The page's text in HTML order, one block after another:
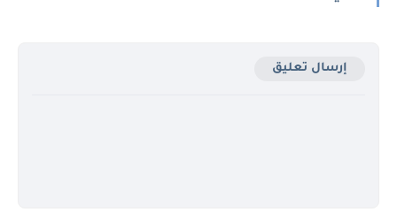
إرسال تعليق